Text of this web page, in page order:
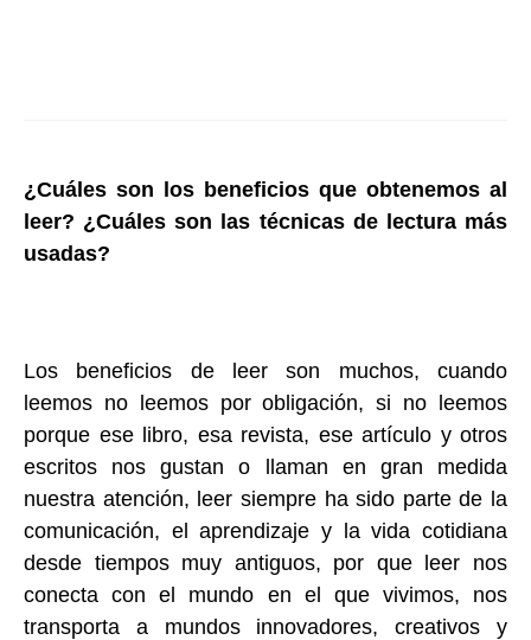
¿Cuáles son los beneficios que obtenemos al
leer? ¿Cuáles son las técnicas de lectura más
usadas?
Los beneficios de leer son muchos, cuando
leemos no leemos por obligación, si no leemos
porque ese libro, esa revista, ese artículo y otros
escritos nos gustan o llaman en gran medida
nuestra atención, leer siempre ha sido parte de la
comunicación, el aprendizaje y la vida cotidiana
desde tiempos muy antiguos, por que leer nos
conecta con el mundo en el que vivimos, nos
transporta a mundos innovadores, creativos y